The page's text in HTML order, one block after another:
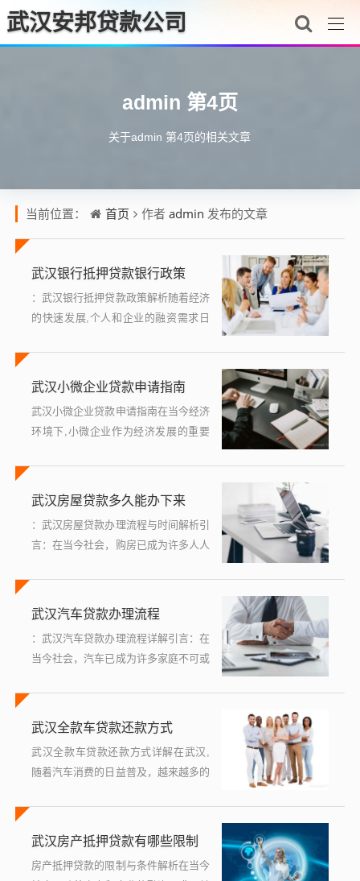
武汉安邦贷款公司
admin 第4页
关于admin 第4页的相关文章
当前位置： 首页 作者admin 发布的文章
武汉银行抵押贷款银行政策
：武汉银行抵押贷款政策解析随着经济
的快速发展,个人和企业的融资需求日
成为了许多借款人的首选，特别是在武
武汉小微企业贷款申请指南
武汉小微企业贷款申请指南在当今经济
环境下,小微企业作为经济发展的重要
金周转需求大等特点，小微企业在融资
武汉房屋贷款多久能办下来
：武汉房屋贷款办理流程与时间解析引
言：在当今社会，购房已成为许多人人
安居乐业梦想的关键一步，购房往往...
武汉汽车贷款办理流程
：武汉汽车贷款办理流程详解引言：在
当今社会，汽车已成为许多家庭不可或
务负担，汽车贷款成为了一种流行的...
武汉全款车贷款还款方式
武汉全款车贷款还款方式详解在武汉,
随着汽车消费的日益普及，越来越多的
还款方式的选择对于消费者来说至关重
武汉房产抵押贷款有哪些限制
房产抵押贷款的限制与条件解析在当今